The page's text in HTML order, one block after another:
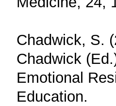
Chadwick, S.
Chadwick
Emotional
Education.